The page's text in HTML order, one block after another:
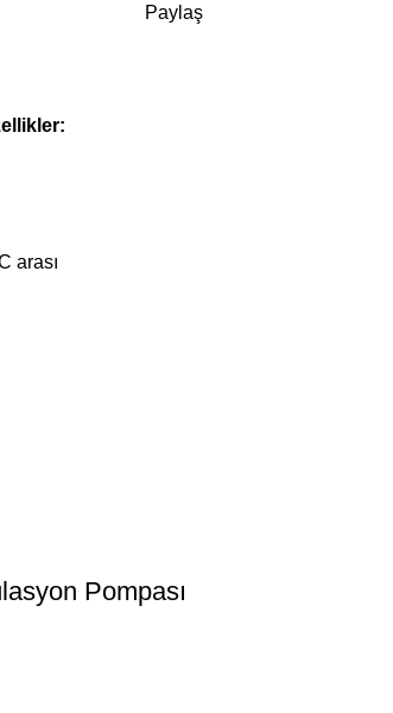
Paylaş
arası
Pompası